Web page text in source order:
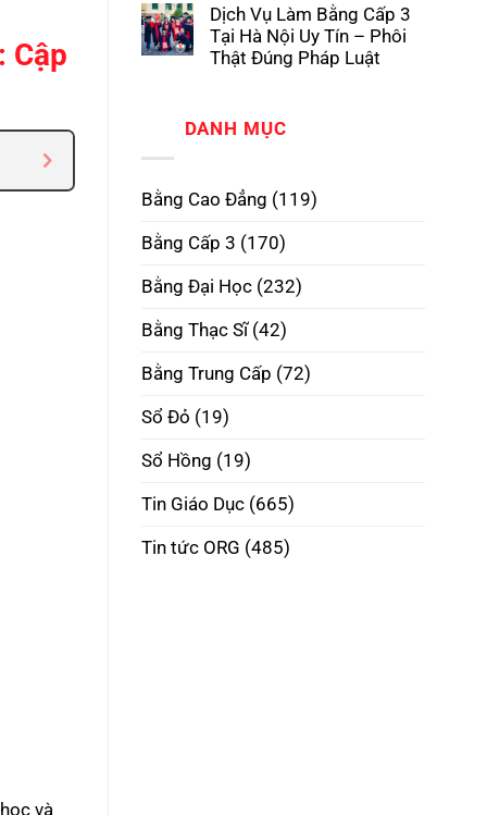
Cập
và
Uy
Tín
Nhất
Đẳng
Phôi
Thật
Kiến,
Mở
bình
luận
ở
Làm
RMIT
Phôi
Rộng
Dịch Vụ Làm Bằng Cấp 3
Tại Hà Nội Uy Tín – Phôi
Thật Đúng Pháp Luật
luận
Bằng
3
Tại
Nội
Uy
–
Phôi
Đúng
Pháp
DANH MỤC
Bằng Cao Đẳng (119)
Bằng Cấp 3 (170)
Bằng Đại Học(232)
Bằng Thạc Sĩ(42)
Bằng Trung Cấp (72)
Sổ Đỏ (19)
Sổ Hồng (19)
Tin Giáo Dục(665)
Tin tức ORG (485)